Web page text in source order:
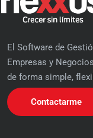
El Software de
Empresas y
de forma simple,
Contactarme